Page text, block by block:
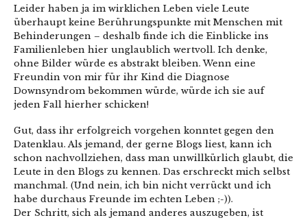
Leider haben ja im wirklichen Leben viele Leute
überhaupt keine Berührungspunkte mit Menschen mit
Behinderungen – deshalb finde ich die Einblicke ins
Familienleben hier unglaublich wertvoll. Ich denke,
ohne Bilder würde es abstrakt bleiben. Wenn eine
Freundin von mir für ihr Kind die Diagnose
Downsyndrom bekommen würde, würde ich sie auf
jeden Fall hierher schicken!
Gut, dass ihr erfolgreich vorgehen konntet gegen den
Datenklau. Als jemand, der gerne Blogs liest, kann ich
schon nachvollziehen, dass man unwillkürlich glaubt, die
Leute in den Blogs zu kennen. Das erschreckt mich selbst
manchmal. (Und nein, ich bin nicht verrückt und ich
habe durchaus Freunde im echten Leben ;-)).
Der Schritt, sich als jemand anderes auszugeben, ist